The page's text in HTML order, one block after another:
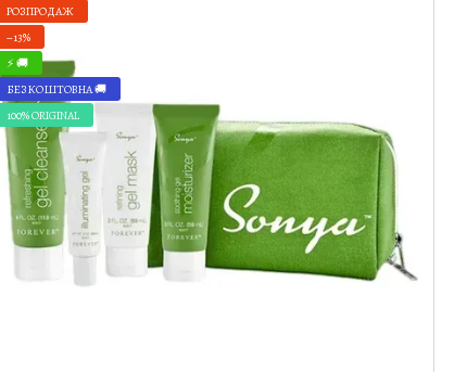
РОЗПРОДАЖ
−13%
⚡ 🚚
БЕЗКОШТОВНА 🚚
100% ORIGINAL